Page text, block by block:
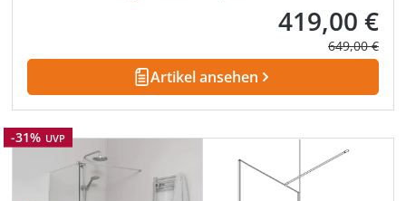
Verkaufspreis:
419,00 €
Regulärer
649,00 €
Artikel ansehen
Rabatt
-31% UVP